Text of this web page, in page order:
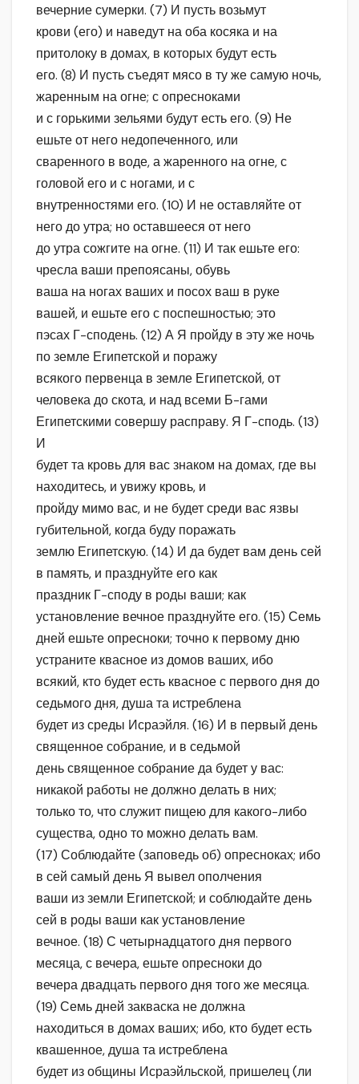
вечерние сумерки. (7) И пусть возьмут
крови (его) и наведут на оба косяка и на
притолоку в домах, в которых будут есть
его. (8) И пусть съедят мясо в ту же самую ночь,
жаренным на огне; с опресноками
и с горькими зельями будут есть его. (9) Не
ешьте от него недопеченного, или
сваренного в воде, а жаренного на огне, с
головой его и с ногами, и с
внутренностями его. (10) И не оставляйте от
него до утра; но оставшееся от него
до утра сожгите на огне. (11) И так ешьте его:
чресла ваши препоясаны, обувь
ваша на ногах ваших и посох ваш в руке
вашей, и ешьте его с поспешностью; это
пэсах Г-сподень. (12) А Я пройду в эту же ночь
по земле Египетской и поражу
всякого первенца в земле Египетской, от
человека до скота, и над всеми Б-гами
Египетскими совершу расправу. Я Г-сподь. (13)
И
будет та кровь для вас знаком на домах, где вы
находитесь, и увижу кровь, и
пройду мимо вас, и не будет среди вас язвы
губительной, когда буду поражать
землю Египетскую. (14) И да будет вам день сей
в память, и празднуйте его как
праздник Г-споду в роды ваши; как
установление вечное празднуйте его. (15) Семь
дней ешьте опресноки; точно к первому дню
устраните квасное из домов ваших, ибо
всякий, кто будет есть квасное с первого дня до
седьмого дня, душа та истреблена
будет из среды Исраэйля. (16) И в первый день
священное собрание, и в седьмой
день священное собрание да будет у вас:
никакой работы не должно делать в них;
только то, что служит пищею для какого-либо
существа, одно то можно делать вам.
(17) Соблюдайте (заповедь об) опресноках; ибо
в сей самый день Я вывел ополчения
ваши из земли Египетской; и соблюдайте день
сей в роды ваши как установление
вечное. (18) С четырнадцатого дня первого
месяца, с вечера, ешьте опресноки до
вечера двадцать первого дня того же месяца.
(19) Семь дней закваска не должна
находиться в домах ваших; ибо, кто будет есть
квашенное, душа та истреблена
будет из общины Исраэйльской, пришелец (ли